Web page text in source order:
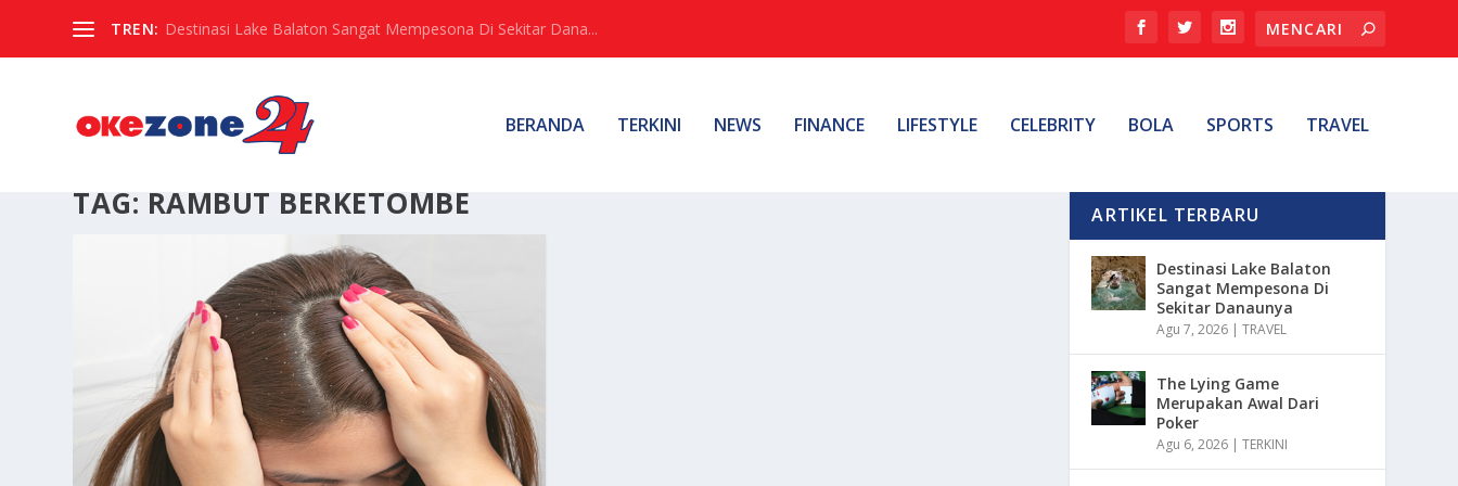
TREN: Destinasi Lake Balaton Sangat Mempesona Di Sekitar Dana...
BERANDA TERKINI NEWS FINANCE LIFESTYLE CELEBRITY BOLA SPORTS TRAVEL
TAG: RAMBUT BERKETOMBE ARTIKEL TERBARU
Destinasi Lake Balaton
Sangat Mempesona Di
Sekitar Danaunya
Agu 7, 2026 |TRAVEL
The Lying Game
Merupakan Awal Dari
Poker
Agu 6, 2026 |TERKINI